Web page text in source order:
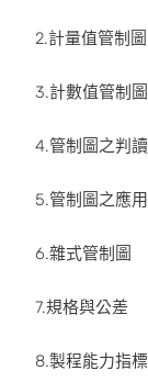
2.計量值管制圖
3.計數值管制圖
4.管制圖之判讀
5.管制圖之應用
6.雜式管制圖
7.規格與公差
8.製程能力指標